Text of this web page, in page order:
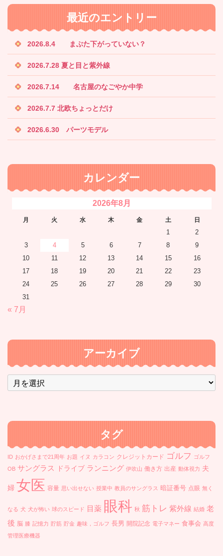
最近のエントリー
2026.8.4 まぶた下がっていない？
2026.7.28 夏と目と紫外線
2026.7.14 名古屋のなごやか中学
2026.7.7 北欧ちょっとだけ
2026.6.30 パーツモデル
カレンダー
2026年8月
月 火 水 木 金 土 日
1
2
3
4 5 6 7 8
9
10
11 12 13 14 15
16
17
18 19 20 21 22
23
24
25 26 27 28 29
30
31
« 7月
アーカイブ
ア
ー
ブ
タグ
ID おかげさまで21周年 お題 イヌ カラコン クレジットカード ゴルフ ゴルフ
OB サングラス ドライブ ランニング 伊吹山 働き方 出産 動体視力 夫
婦 女医 容量 思い出せない 授業中 教員のサングラス 暗証番号 点眼 無く
なる 犬 犬が怖い 球のスピード 目薬 眼科 秋 筋トレ 紫外線 結婚 老
後 脳 膝 記憶力 貯筋 貯金 趣味，ゴルフ 長男 開院記念 電子マネー 食事会 高度
管理医療機器